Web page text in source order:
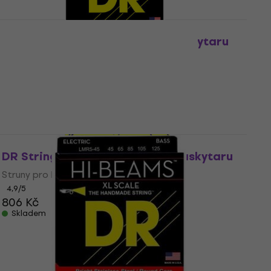
DR Strings MR-45 Struny pro baskytaru
DR Strings DDT-55 Struny pro baskytaru
Struny pro baskytaru
4,9/5
806 Kč
Skladem